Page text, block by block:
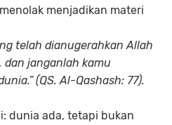
menjadikan materi
telah dianugerahkan Allah
dan janganlah kamu
(QS. Al-Qashash: 77).
dunia ada, tetapi bukan